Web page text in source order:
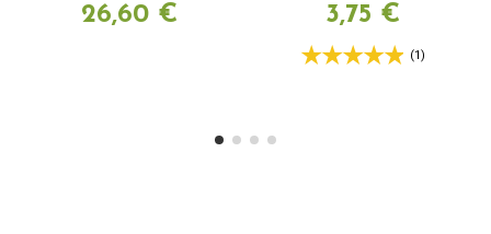
26,60 € 3,75 €
(1)